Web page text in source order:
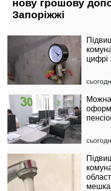
нову грошову
Запоріжжі
цифрі
Можна